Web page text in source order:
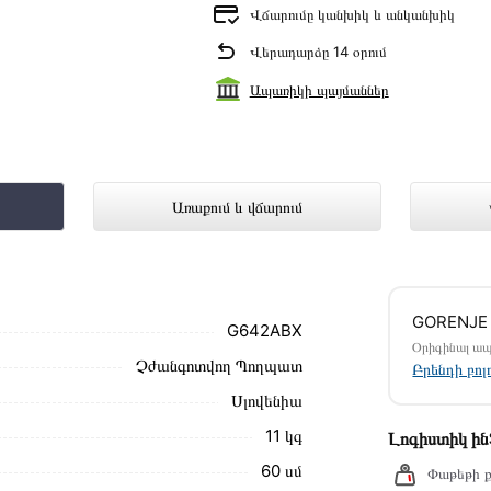
Վճարումը կանխիկ և անկանխիկ
Վերադարձը 14 օրում
Ապառիկի պայմաններ
Առաքում և վճարում
ներկայացված է Technomix
առաքման և վճարման պայմանները
հետ՝ համաձայնեցնելու առաքման
G642ABX
Չժանգոտվող Պողպատ
Սլովենիա
11 կգ
60 սմ
GORENJE
Օրիգինալ
Բրենդի
Լոգիստիկ
Փաթեթի